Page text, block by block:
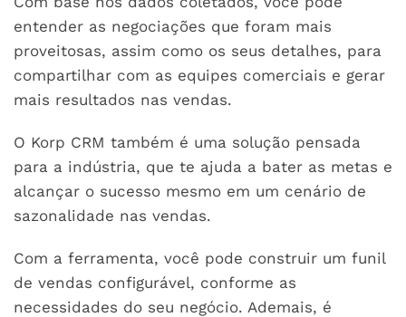
entender as negociações que foram mais
proveitosas, assim como os seus detalhes, para
compartilhar com as equipes comerciais e gerar
mais resultados nas vendas.
O Korp CRM também é uma solução pensada
para a indústria, que te ajuda a bater as metas e
alcançar o sucesso mesmo em um cenário de
sazonalidade nas vendas.
Com a ferramenta, você pode construir um funil
de vendas configurável, conforme as
necessidades do seu negócio. Ademais, é